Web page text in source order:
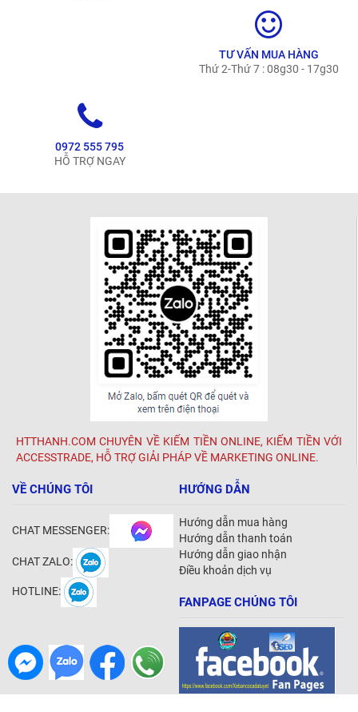
TƯ VẤN MUA HÀNG
Thứ 2-Thứ 7 : 08g30 - 17g30
0972 555 795
HỖ TRỢ NGAY
HTTHANH.COM CHUYÊN VỀ KIẾM TIỀN ONLINE, KIẾM TIỀN VỚI
ACCESSTRADE, HỖ TRỢ GIẢI PHÁP VỀ MARKETING ONLINE.
VỀ CHÚNG TÔI
CHAT MESSENGER:
CHAT ZALO:
HOTLINE:
HƯỚNG DẪN
Hướng dẫn mua hàng
Hướng dẫn thanh toán
Hướng dẫn giao nhận
Điều khoản dịch vụ
FANPAGE CHÚNG TÔI